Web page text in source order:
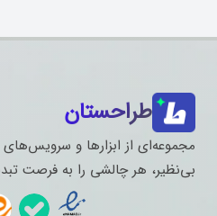
طراحستان
مجموعه‌ای از ابزارها و
بی‌نظیر، هر چالشی را به فرصت